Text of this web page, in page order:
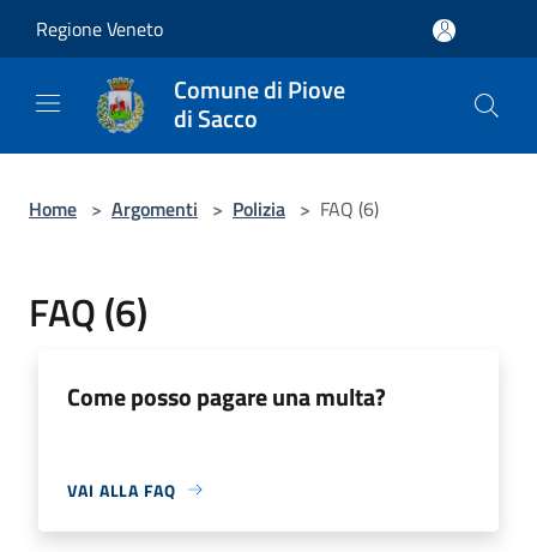
Regione Veneto
Comune di Piove
di Sacco
Home > Argomenti > Polizia > FAQ (6)
FAQ (6)
Come posso pagare una multa?
VAI ALLA FAQ